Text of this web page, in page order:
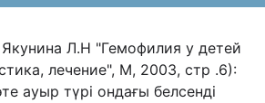
Л.Н "Гемофилия у детей
лечение", М, 2003, стр .6):
ауыр түрі ондағы белсенді